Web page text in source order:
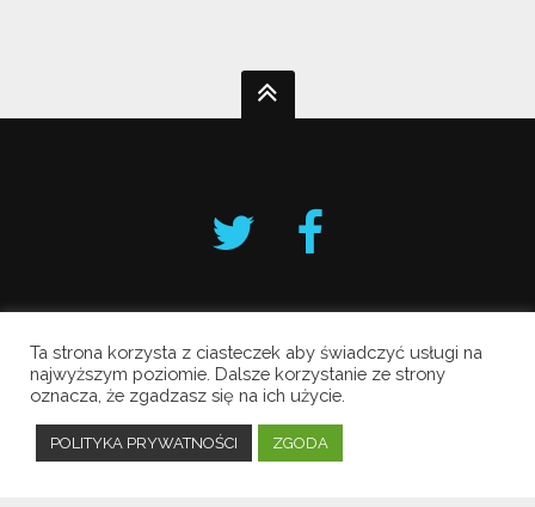
Krakowski Alarm Smogowy
Copyright © 2019 All Rights Reserved.
Polityka prywatności
Ta strona korzysta z ciasteczek aby świadczyć usługi na
najwyższym poziomie. Dalsze korzystanie ze strony
oznacza, że zgadzasz się na ich użycie.
POLITYKA PRYWATNOŚCI ZGODA